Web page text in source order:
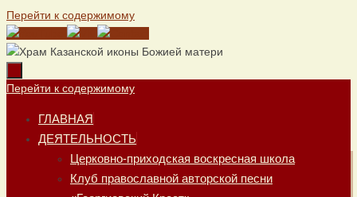
Перейти к содержимому
Перейти к содержимому
ГЛАВНАЯ
ДЕЯТЕЛЬНОСТЬ
Церковно-приходская воскресная школа
Клуб православной авторской песни